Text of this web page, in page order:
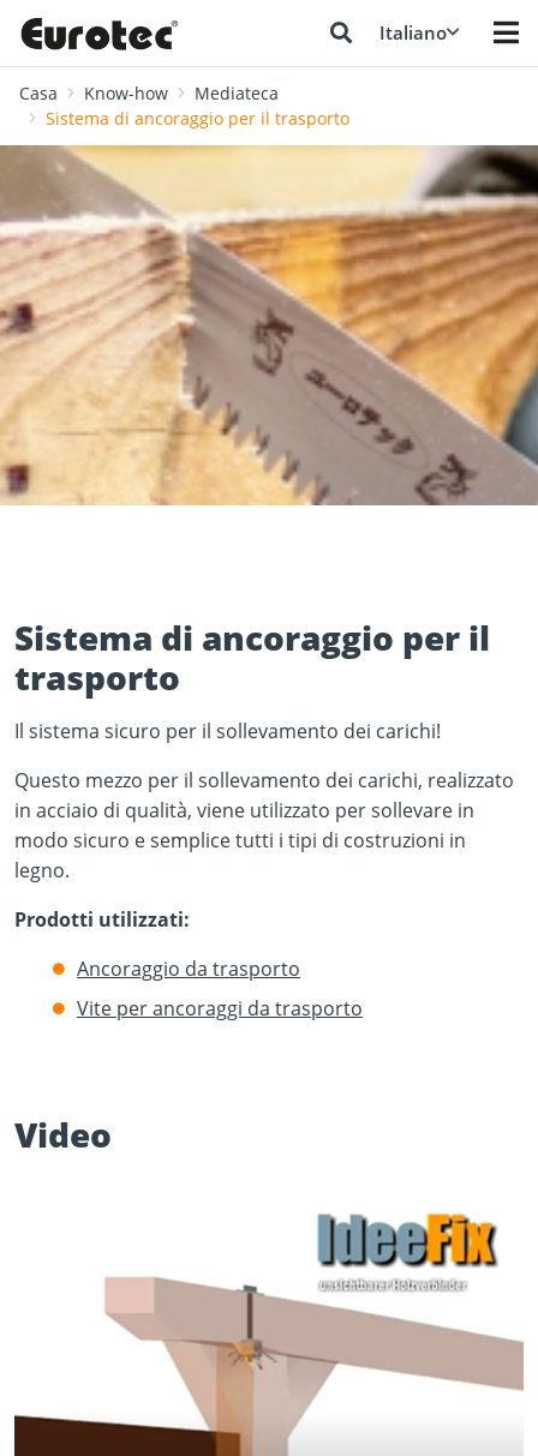
Italiano
Casa Know-how
Mediateca
Sistema di ancoraggio per il trasporto
Play Video
Sistema di ancoraggio per il
trasporto
Il sistema sicuro per il sollevamento dei carichi!
Questo mezzo per il sollevamento dei carichi, realizzato
in acciaio di qualità, viene utilizzato per sollevare in
modo sicuro e semplice tutti i tipi di costruzioni in
legno.
Prodotti utilizzati:
Ancoraggio da trasporto
Vite per ancoraggi da trasporto
Video